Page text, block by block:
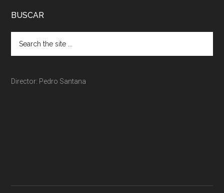
BUSCAR
Director: Pedro Santana